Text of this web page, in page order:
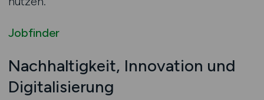
Jobfinder
Nachhaltigkeit, Innovation und
Digitalisierung